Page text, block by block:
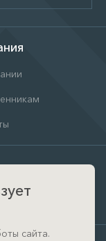
Кристал
сайта.